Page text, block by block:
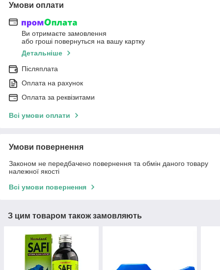
Умови оплати
Ви отримаєте замовлення
або гроші повернуться на вашу картку
Детальніше
Післяплата
Оплата на рахунок
Оплата за реквізитами
Всі умови оплати
Умови повернення
Законом не передбачено повернення та обмін даного товару
належної якості
Всі умови повернення
З цим товаром також замовляють